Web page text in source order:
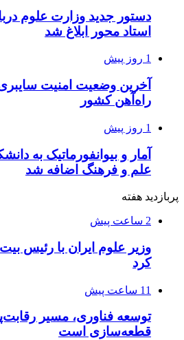
دستور جدید وزارت علوم
استاد محور ابلاغ شد
1 روز پیش
آخرین وضعیت امنیت
راه‌آهن کشور
1 روز پیش
آمار و بیوانفورماتیک به
علم و فرهنگ اضافه شد
پربازدید هفته
2 ساعت پیش
وزیر علوم ایران با رئیس
کرد
11 ساعت پیش
توسعه فناوری، مسیر
قطعه‌سازی است